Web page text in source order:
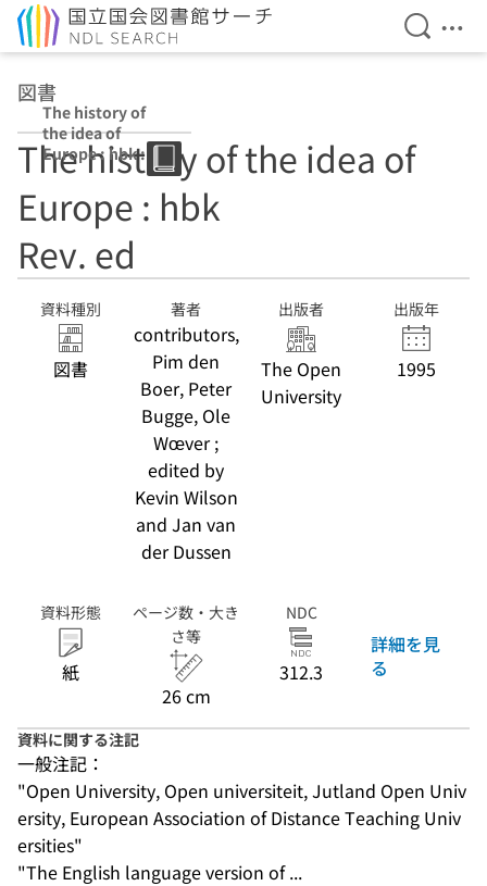
検索を
メ
図書
The history of
the idea of
Europe : hbk :
pbk Rev. ed
The history of the idea of
Europe : hbk
Rev. ed
資料種別
図書
著者
contributors,
Pim den
Boer, Peter
Bugge, Ole
Wœver ;
edited by
Kevin Wilson
and Jan van
der Dussen
出版者
The Open
University
出版年
1995
資料形態
紙
ページ数・大き
さ等
26 cm
NDC
312.3
詳細を見
る
資料に関する注記
一般注記：
"Open University, Open universiteit, Jutland Open Univ
ersity, European Association of Distance Teaching Univ
ersities"
"The English language version of ...